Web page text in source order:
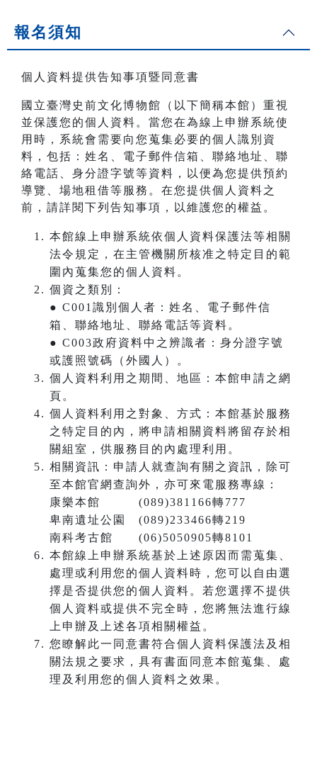
報名須知
個人資料提供告知事項暨同意書
國立臺灣史前文化博物館（以下簡稱本館）重視
並保護您的個人資料。當您在為線上申辦系統使
用時，系統會需要向您蒐集必要的個人識別資
料，包括：姓名、電子郵件信箱、聯絡地址、聯
絡電話、身分證字號等資料，以便為您提供預約
導覽、場地租借等服務。在您提供個人資料之
前，請詳閱下列告知事項，以維護您的權益。
本館線上申辦系統依個人資料保護法等相關
法令規定，在主管機關所核准之特定目的範
圍內蒐集您的個人資料。
個資之類別：
● C001識別個人者：姓名、電子郵件信
箱、聯絡地址、聯絡電話等資料。
● C003政府資料中之辨識者：身分證字號
或護照號碼（外國人）。
個人資料利用之期間、地區：本館申請之網
頁。
個人資料利用之對象、方式：本館基於服務
之特定目的內，將申請相關資料將留存於相
關組室，供服務目的內處理利用。
相關資訊：申請人就查詢有關之資訊，除可
至本館官網查詢外，亦可來電服務專線：
康樂本館 (089)381166轉777
卑南遺址公園 (089)233466轉219
南科考古館 (06)5050905轉8101
本館線上申辦系統基於上述原因而需蒐集、
處理或利用您的個人資料時，您可以自由選
擇是否提供您的個人資料。若您選擇不提供
個人資料或提供不完全時，您將無法進行線
上申辦及上述各項相關權益。
您瞭解此一同意書符合個人資料保護法及相
關法規之要求，具有書面同意本館蒐集、處
理及利用您的個人資料之效果。